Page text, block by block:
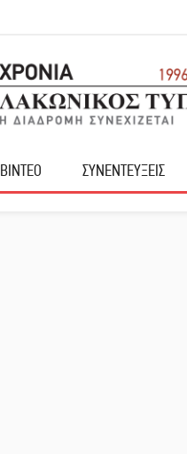
ΒΙΝΤΕΟ ΣΥΝΕΝΤΕΥΞΕΙΣ